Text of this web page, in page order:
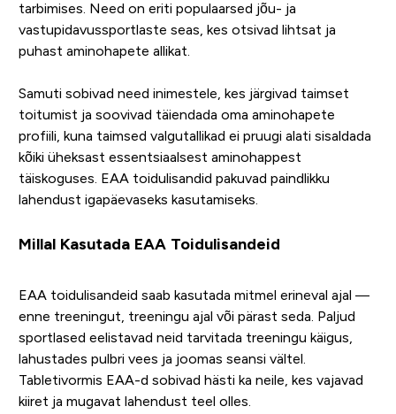
tarbimises. Need on eriti populaarsed jõu- ja
vastupidavussportlaste seas, kes otsivad lihtsat ja
puhast aminohapete allikat.
Samuti sobivad need inimestele, kes järgivad taimset
toitumist ja soovivad täiendada oma aminohapete
profiili, kuna taimsed valgutallikad ei pruugi alati sisaldada
kõiki üheksast essentsiaalsest aminohappest
täiskoguses. EAA toidulisandid pakuvad paindlikku
lahendust igapäevaseks kasutamiseks.
Millal Kasutada EAA Toidulisandeid
EAA toidulisandeid saab kasutada mitmel erineval ajal —
enne treeningut, treeningu ajal või pärast seda. Paljud
sportlased eelistavad neid tarvitada treeningu käigus,
lahustades pulbri vees ja joomas seansi vältel.
Tabletivormis EAA-d sobivad hästi ka neile, kes vajavad
kiiret ja mugavat lahendust teel olles.